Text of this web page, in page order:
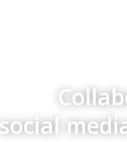
social